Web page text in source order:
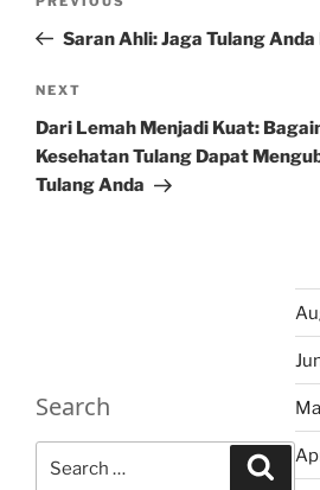
PostSaran Ahli: Jaga Tulang
Next
Post
NEXT
Dari Lemah Menjadi Kuat:
Kesehatan Tulang Dapat
Tulang Anda
Search